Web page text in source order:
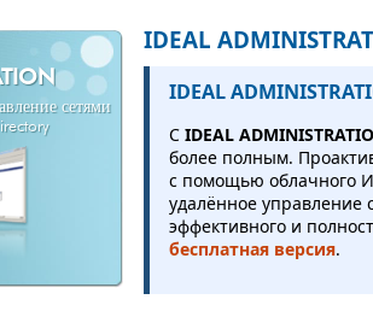
сетями
IDEAL
IDEAL
СIDEAL
более полным.
с помощью облачного
удалённое управление
эффективного и
бесплатная версия.